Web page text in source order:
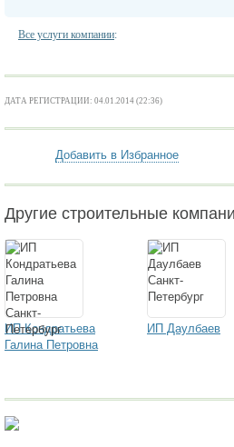
Все услуги компании:
ДАТА РЕГИСТРАЦИИ: 04.01.2014 (22:36)
Добавить в Избранное
Другие строительные
ИП Кондратьева
Галина Петровна
ИП Даулбаев